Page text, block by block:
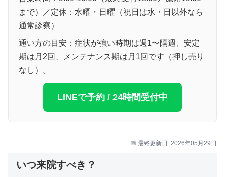
まで）／定休：水曜・日曜（祝日は水・日以外なら
通常診察）
通い方の目安：症状が強い時期は週1〜隔週、安定
期は月2回、メンテナンス期は月1回です（押し売り
なし）。
LINEで予約 / 24時間受付中
📅 最終更新日: 2026年05月29日
いつ来院すべき？